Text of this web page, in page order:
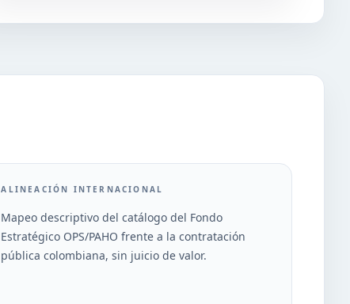
ALINEACIÓN INTERNACIONAL
Mapeo descriptivo del catálogo del Fondo
Estratégico OPS/PAHO frente a la contratación
pública colombiana, sin juicio de valor.